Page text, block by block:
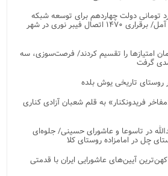
۱۸۰ میلیارد تومانی دولت چهاردهم برای توسعه شبکه
تلفن همراه و فیبر نوری در آمل/ برقراری ۱۴۷۰ اتصال فیبر نوری در شهر
امتیازها را تقسیم کردند/ فرصت‌سوزی، سه
گرفت
روستای تاریخی یوش بلده
فریدونکنار» به قلم شعبان آزادی کناری
در تاسوعا و عاشورای حسینی/ جلوه‌ای
چل در امامزاده روستای کلا
آیین‌های عاشورایی ایران با قدمتی